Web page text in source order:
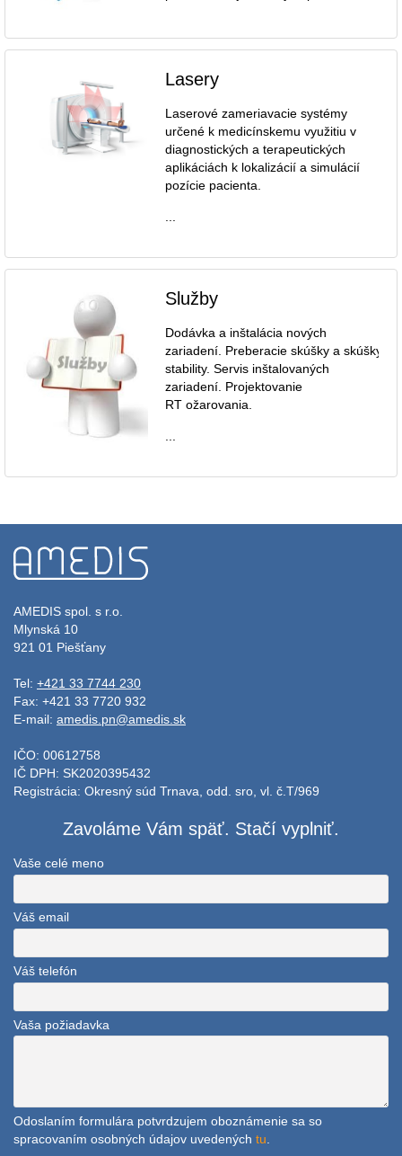
Lasery
Laserové zameriavacie systémy
určené k medicínskemu využitiu v
diagnostických a terapeutických
aplikáciách k lokalizácií a simulácií
pozície pacienta.
Služby
Dodávka a inštalácia nových
zariadení. Preberacie skúšky a skúšky
stability. Servis inštalovaných
zariadení. Projektovanie
RT ožarovania.
AMEDIS spol. s r.o.
Mlynská 10
921 01 Piešťany
Tel: +421 33 7744 230
Fax: +421 33 7720 932
E-mail: amedis.pn@amedis.sk
IČO: 00612758
IČ DPH: SK2020395432
Registrácia: Okresný súd Trnava, odd. sro, vl. č.T/969
Zavoláme Vám späť. Stačí vyplniť.
Vaše celé meno
Váš email
Váš telefón
Vaša požiadavka
Odoslaním formulára potvrdzujem oboznámenie sa so
spracovaním osobných údajov uvedených tu